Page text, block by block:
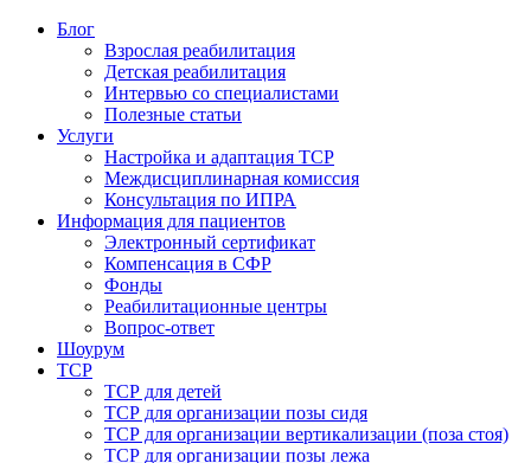
Блог
Взрослая реабилитация
Детская реабилитация
Интервью со специалистами
Полезные статьи
Услуги
Настройка и адаптация ТСР
Междисциплинарная комиссия
Консультация по ИПРА
Информация для пациентов
Электронный сертификат
Компенсация в СФР
Фонды
Реабилитационные центры
Вопрос-ответ
Шоурум
ТСР
ТСР для детей
ТСР для организации позы сидя
ТСР для организации вертикализации (поза стоя)
ТСР для организации позы лежа